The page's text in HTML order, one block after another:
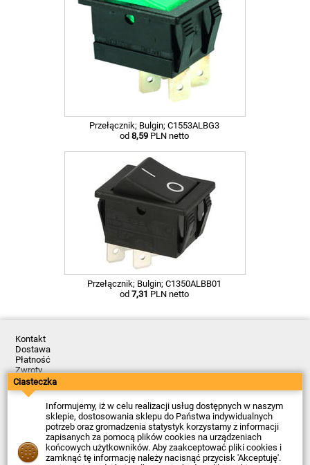
Przełącznik; Bulgin; C1553ALBG3
od 8,59 PLN netto
Przełącznik; Bulgin; C1350ALBB01
od 7,31 PLN netto
Kontakt
Dostawa
Płatność
Zwroty
Reklamacje
Regulamin
Polityka Prywatności
O Firmie
Data ostatniej aktualizacji: 2026-08-07
© Firma Piekarz Sp. z o.o. 2000-2026
Ciasteczka
Informujemy, iż w celu realizacji usług dostępnych w naszym
sklepie, dostosowania sklepu do Państwa indywidualnych
potrzeb oraz gromadzenia statystyk korzystamy z informacji
zapisanych za pomocą plików cookies na urządzeniach
końcowych użytkowników. Aby zaakceptować pliki cookies i
zamknąć tę informację należy nacisnąć przycisk 'Akceptuję'.